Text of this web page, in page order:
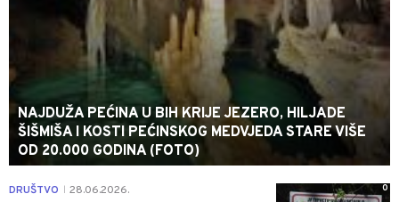
NAJDUŽA PEĆINA U BIH KRIJE JEZERO, HILJADE
ŠIŠMIŠA I KOSTI PEĆINSKOG MEDVJEDA STARE VIŠE
OD 20.000 GODINA (FOTO)
0
DRUŠTVO 28.06.2026.